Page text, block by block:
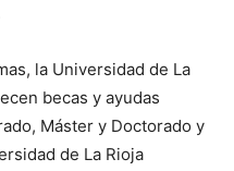
la Universidad de La
becas y ayudas
Máster y Doctorado y
de La Rioja